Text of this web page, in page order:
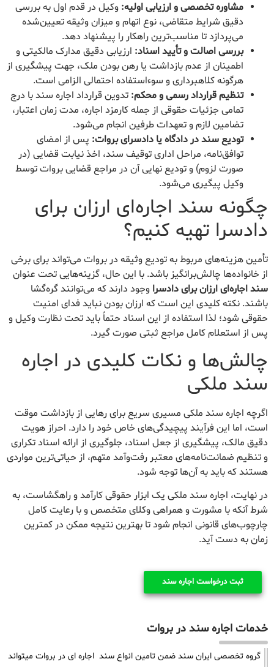
مشاوره تخصصی و ارزیابی اولیه: وکیل در قدم اول به بررسی
دقیق شرایط متقاضی، نوع اتهام و میزان وثیقه تعیین‌شده
می‌پردازد تا مناسب‌ترین راهکار را پیشنهاد دهد.
بررسی اصالت و تأیید اسناد: ارزیابی دقیق مدارک مالکیتی و
اطمینان از عدم بازداشت یا رهن بودن ملک، جهت پیشگیری از
هرگونه کلاهبرداری و سوءاستفاده احتمالی الزامی است.
تنظیم قرارداد رسمی و محکم: تدوین قرارداد اجاره سند با درج
تمامی جزئیات حقوقی از جمله کارمزد اجاره، مدت زمان اعتبار،
تضامین لازم و تعهدات طرفین انجام می‌شود.
تودیع سند در دادگاه یا دادسرای بروات: پس از امضای
توافق‌نامه، مراحل اداری توقیف سند، اخذ نیابت قضایی (در
صورت لزوم) و تودیع نهایی آن در مراجع قضایی بروات توسط
وکیل پیگیری می‌شود.
چگونه سند اجاره‌ای ارزان برای
دادسرا تهیه کنیم؟
تأمین هزینه‌های مربوط به تودیع وثیقه در بروات می‌تواند برای برخی
از خانواده‌ها چالش‌برانگیز باشد. با این حال، گزینه‌هایی تحت عنوان
سند اجاره‌ای ارزان برای دادسرا وجود دارند که می‌توانند گره‌گشا
باشند. نکته کلیدی این است که ارزان بودن نباید فدای امنیت
حقوقی شود؛ لذا استفاده از این اسناد حتماً باید تحت نظارت وکیل و
پس از استعلام کامل مراجع ثبتی صورت گیرد.
چالش‌ها و نکات کلیدی در اجاره
سند ملکی
اگرچه اجاره سند ملکی مسیری سریع برای رهایی از بازداشت موقت
است، اما این فرآیند پیچیدگی‌های خاص خود را دارد. احراز هویت
دقیق مالک، پیشگیری از جعل اسناد، جلوگیری از ارائه اسناد تکراری
و تنظیم ضمانت‌نامه‌های معتبر رفت‌وآمد متهم، از حیاتی‌ترین مواردی
هستند که باید به آن‌ها توجه شود.
در نهایت، اجاره سند ملکی یک ابزار حقوقی کارآمد و راهگشاست، به
شرط آنکه با مشورت و همراهی وکلای متخصص و با رعایت کامل
چارچوب‌های قانونی انجام شود تا بهترین نتیجه ممکن در کمترین
زمان به دست آید.
ثبت درخواست اجاره سند
خدمات اجاره سند در بروات
گروه تخصصی ایران سند ضمن تامین انواع سند اجاره ای در بروات میتواند